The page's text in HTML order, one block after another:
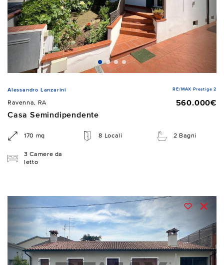
Alessandro Lanzarini RE/MAX Prestige 2
Ravenna, RA
560.000€
Casa Semindipendente
170 mq 8 Locali 2 Bagni
3 Camere da
letto